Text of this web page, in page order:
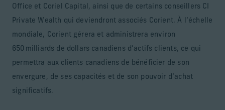
Office et Coriel Capital, ainsi que de certains conseillers CI
Private Wealth qui deviendront associés Corient. À l’échelle
mondiale, Corient gérera et administrera environ
650 milliards de dollars canadiens d’actifs clients, ce qui
permettra aux clients canadiens de bénéficier de son
envergure, de ses capacités et de son pouvoir d’achat
significatifs.